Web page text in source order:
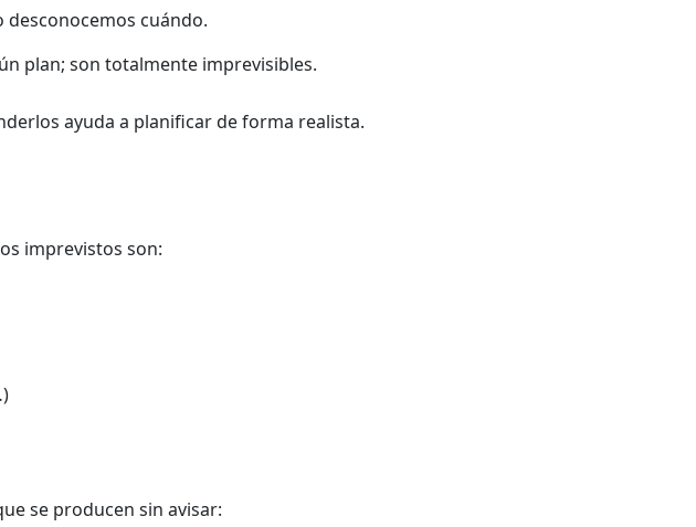
desconocemos cuándo.
plan; son totalmente imprevisibles.
ayuda a planificar de forma realista.
imprevistos son:
se producen sin avisar: